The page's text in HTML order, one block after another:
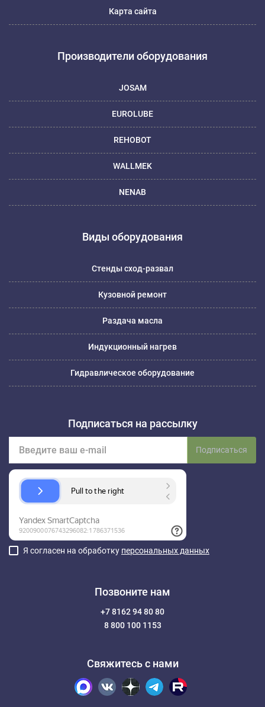
Карта сайта
Производители оборудования
JOSAM
EUROLUBE
REHOBOT
WALLMEK
NENAB
Виды оборудования
Стенды сход-развал
Кузовной ремонт
Раздача масла
Индукционный нагрев
Гидравлическое оборудование
Подписаться на рассылку
Подписаться
Я согласен на обработку персональных данных
Позвоните нам
+7 8162 94 80 80
8 800 100 1153
Свяжитесь с нами